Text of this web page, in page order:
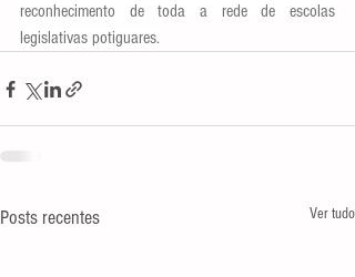
reconhecimento de toda a rede de escolas
legislativas potiguares.
Posts recentes Ver tudo